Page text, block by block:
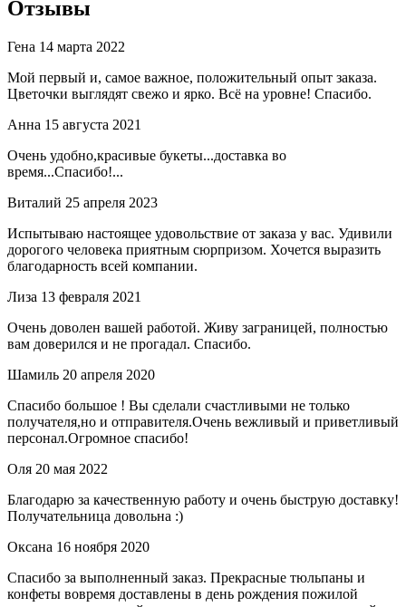
Отзывы
Гена 14 марта 2022
Мой первый и, самое важное, положительный опыт заказа.
Цветочки выглядят свежо и ярко. Всё на уровне! Спасибо.
Анна 15 августа 2021
Очень удобно,красивые букеты...доставка во
время...Спасибо!...
Виталий 25 апреля 2023
Испытываю настоящее удовольствие от заказа у вас. Удивили
дорогого человека приятным сюрпризом. Хочется выразить
благодарность всей компании.
Лиза 13 февраля 2021
Очень доволен вашей работой. Живу заграницей, полностью
вам доверился и не прогадал. Спасибо.
Шамиль 20 апреля 2020
Спасибо большое ! Вы сделали счастливыми не только
получателя,но и отправителя.Очень вежливый и приветливый
персонал.Огромное спасибо!
Оля 20 мая 2022
Благодарю за качественную работу и очень быструю доставку!
Получательница довольна :)
Оксана 16 ноября 2020
Спасибо за выполненный заказ. Прекрасные тюльпаны и
конфеты вовремя доставлены в день рождения пожилой